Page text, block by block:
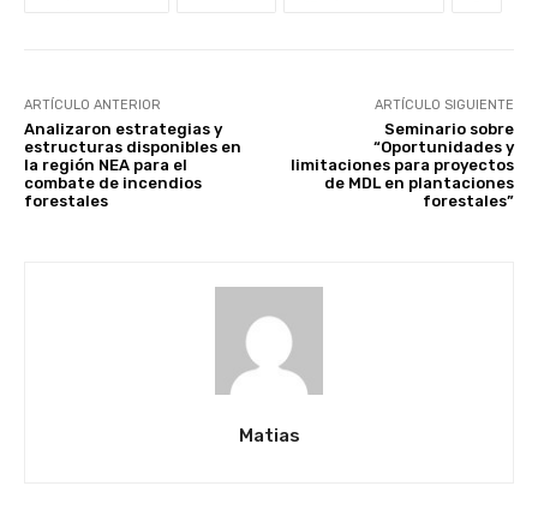
ARTÍCULO ANTERIOR
Analizaron estrategias y
estructuras disponibles en
la región NEA para el
combate de incendios
forestales
ARTÍCULO SIGUIENTE
Seminario sobre
“Oportunidades y
limitaciones para proyectos
de MDL en plantaciones
forestales”
Matias